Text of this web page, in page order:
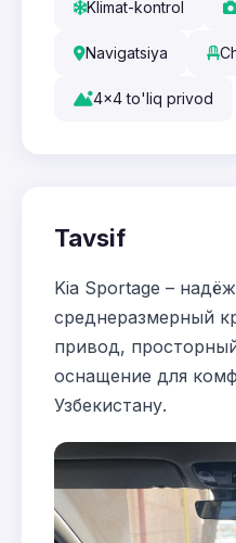
Klimat-kontrol
Navigatsiya
4x4 to'liq privod
Tavsif
Kia Sportage –
среднеразмерный
привод,
оснащение для
Узбекистану.